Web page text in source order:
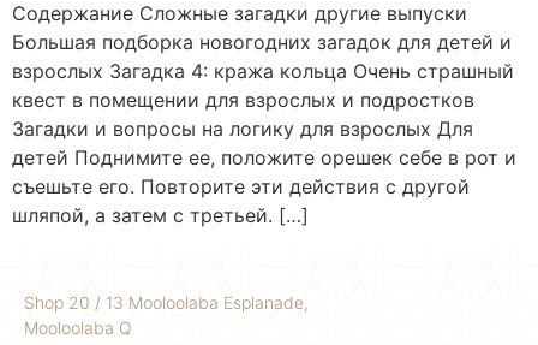
Содержание Сложные загадки другие выпуски
Большая подборка новогодних загадок для детей и
взрослых Загадка 4: кража кольца Очень страшный
квест в помещении для взрослых и подростков
Загадки и вопросы на логику для взрослых Для
детей Поднимите ее, положите орешек себе в рот и
съешьте его. Повторите эти действия с другой
шляпой, а затем с третьей. […]
Shop 20 / 13 Mooloolaba Esplanade,
Mooloolaba Q